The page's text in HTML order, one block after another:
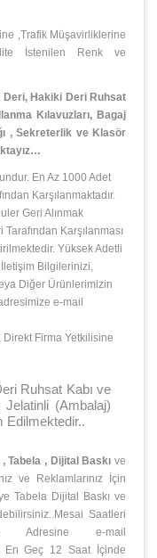
,Trafik Müşavirliklerine
İstenilen Renk ve
Hakiki Deri Ruhsat
Kılavuzları, Bagaj
, Sekreterlik ve Klasör
En Az 1000 Adet
Karşılanmaktadır.
Geri Alınmak
Karşılanması
Yüksek Adetli
Bilgilerinizi,
Diğer Ürünlerimizin
e-mail
Firma Yetkilisine
Kabı ve
Jelatinli (Ambalaj)
Edilmektedir..
, Dijital Baskı ve
ve Reklamlarınız İçin
Tabela Dijital Baskı ve
Saatleri
Adresine e-mail
En Geç 12 Saat İçinde